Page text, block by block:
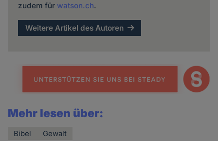
zudem für watson.ch.
Weitere Artikel des Autoren
Mehr lesen über:
Bibel Gewalt